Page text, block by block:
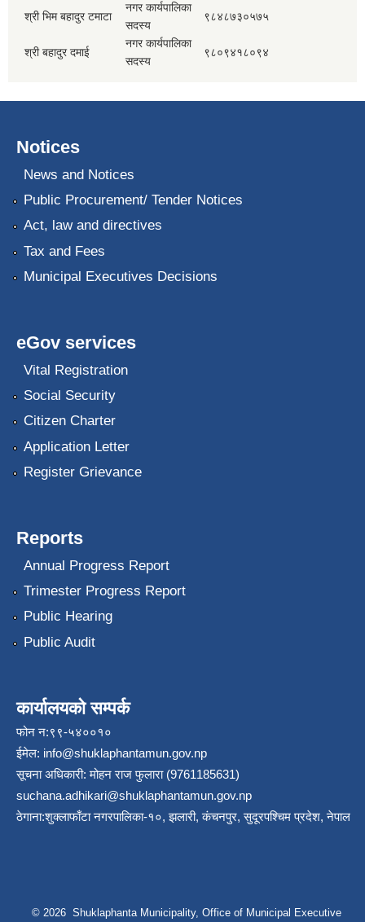
श्री भिम बहादुर टमाटा
नगर कार्यपालिका
सदस्य
९८४८७३०५७५
श्री बहादुर दमाई
नगर कार्यपालिका
सदस्य
९८०९४१८०९४
Notices
News and Notices
Public Procurement/ Tender Notices
Act, law and directives
Tax and Fees
Municipal Executives Decisions
eGov services
Vital Registration
Social Security
Citizen Charter
Application Letter
Register Grievance
Reports
Annual Progress Report
Trimester Progress Report
Public Hearing
Public Audit
कार्यालयको सम्पर्क
फोन न:९९-५४००१०
ईमेल: info@shuklaphantamun.gov.np
सूचना अधिकारी: मोहन राज फुलारा (9761185631)
suchana.adhikari@shuklaphantamun.gov.np
ठेगाना:शुक्लाफाँटा नगरपालिका-१०, झलारी, कंचनपुर, सुदूरपश्चिम प्रदेश, नेपाल
© 2026 Shuklaphanta Municipality, Office of Municipal Executive